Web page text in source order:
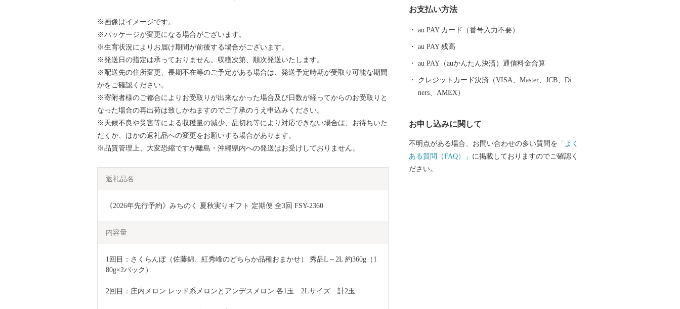
※画像はイメージです。
※パッケージが変更になる場合がございます。
※生育状況によりお届け期間が前後する場合がございます。
※発送日の指定は承っておりません。収穫次第、順次発送いたします。
※配送先の住所変更、長期不在等のご予定がある場合は、発送予定時期が受取り可能な期間
かをご確認ください。
※寄附者様のご都合によりお受取りが出来なかった場合及び日数が経ってからのお受取りと
なった場合の再出荷は致しかねますのでご了承のうえ申込みください。
※天候不良や災害等による収穫量の減少、品切れ等により対応できない場合は、お待ちいた
だくか、ほかの返礼品への変更をお願いする場合があります。
※品質管理上、大変恐縮ですが離島・沖縄県内への発送はお受けしておりません。
返礼品名
《2026年先行予約》みちのく 夏秋実りギフト 定期便 全3回 FSY-2360
内容量
1回目：さくらんぼ（佐藤錦、紅秀峰のどちらか品種おまかせ） 秀品L～2L 約360g（1
80g×2パック）
2回目：庄内メロン レッド系メロンとアンデスメロン 各1玉　2Lサイズ　計2玉
恵まれ、海水浴や果物狩り、スキーなど、四季を通じ
のが温泉です。山形県は、全ての市町村に温泉が湧出
し、山や渓谷に囲まれた温泉、近代的な大型旅館が立
並ぶ温泉、 湯治の温泉、海沿いの温泉など、様々なタ
お支払い方法
au PAY カード（番号入力不要）
au PAY 残高
au PAY（auかんたん決済）通信料金合算
クレジットカード決済（VISA、Master、JCB、Di
ners、AMEX）
お申し込みに関して
不明点がある場合、お問い合わせの多い質問を 「よく
ある質問（FAQ）」 に掲載しておりますのでご確認く
ださい。